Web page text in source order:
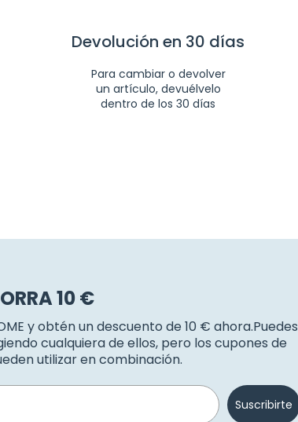
Devolución en 30 días
Para cambiar o devolver
un artículo, devuélvelo
dentro de los 30 días
10 €
y obtén un descuento de 10 € ahora.Puedes
cualquiera de ellos, pero los cupones de
utilizar en combinación.
Suscribirte